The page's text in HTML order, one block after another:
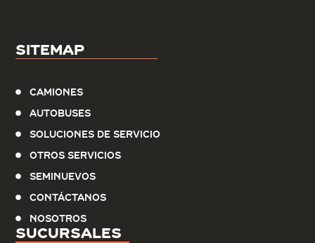
Sucursales
Sitemap
Camiones
Autobuses
Soluciones de servicio
Otros Servicios
Seminuevos
Contáctanos
Nosotros